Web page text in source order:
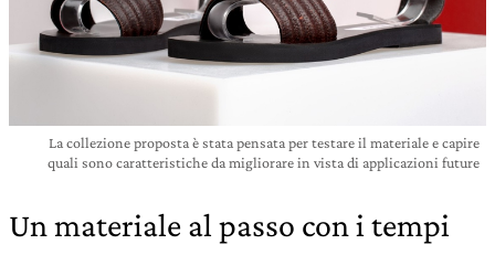
La collezione proposta è stata pensata per testare il materiale e capire
quali sono caratteristiche da migliorare in vista di applicazioni future
Un materiale al passo con i tempi